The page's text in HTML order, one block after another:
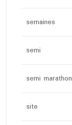
semaines
semi
semi marathon
site